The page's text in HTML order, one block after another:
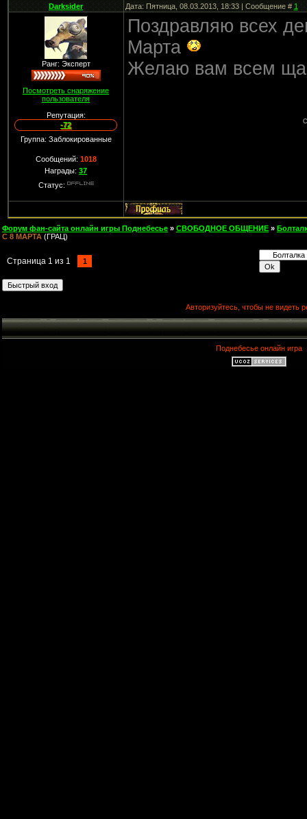
Darksider Дата: Пятница, 08.03.2013, 18:33 | Сообщение #1
Ранг: Эксперт
Посмотреть снаряжение
пользователя
Репутация:
-72
Группа: Заблокированные
Сообщений: 1018
Награды: 37
Статус:
Поздравляю всех
Марта
Желаю вам всем
Форум фан-сайта онлайн игры Поднебесье » СВОБОДНОЕ ОБЩЕНИЕ »
С 8 МАРТА (ГРАЦ)
Страница 1 из 1 1
Авторизуйтесь, чтобы не видеть
Поднебесье онлайн игра